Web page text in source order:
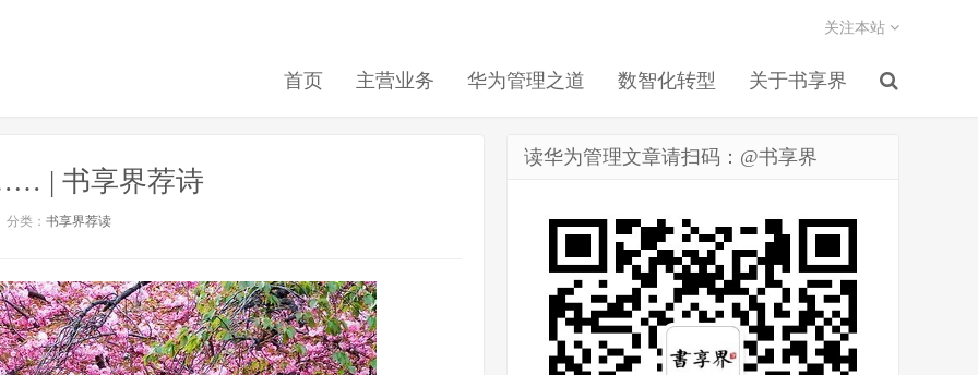
首页 主营业务 华为管理之道 数智化转型 关于书享界
关注本站
| 书享界荐诗
分类： 书享界荐读
读华为管理文章请扫码：@书享界